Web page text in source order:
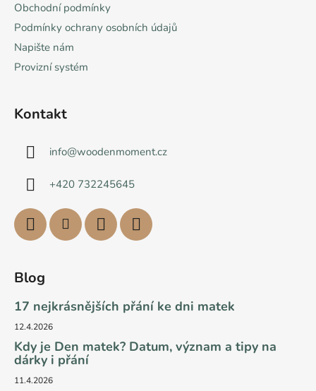
Obchodní podmínky
Podmínky ochrany osobních údajů
Napište nám
Provizní systém
Kontakt
info@woodenmoment.cz
+420 732245645
Blog
17 nejkrásnějších přání ke dni matek
12.4.2026
Kdy je Den matek? Datum, význam a tipy na
dárky i přání
11.4.2026